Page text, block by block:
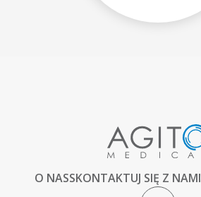
O NASSKONTAKTUJ SIĘ Z NAMI